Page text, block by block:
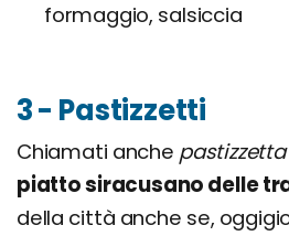
formaggio, salsiccia
3 - Pastizzetti
Chiamati anche pastizzetta
piatto siracusano delle
della città anche se,